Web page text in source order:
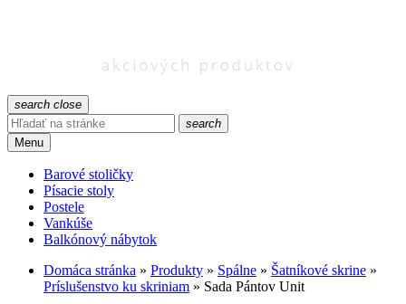
search close
search
Menu
Barové stoličky
Písacie stoly
Postele
Vankúše
Balkónový nábytok
Domáca stránka » Produkty » Spálne » Šatníkové skrine »
Príslušenstvo ku skriniam » Sada Pántov Unit